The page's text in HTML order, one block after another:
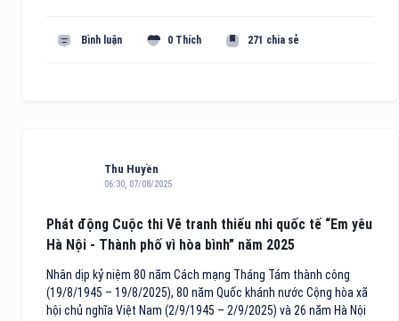
Bình luận 0 Thích 271 chia sẻ
Thu Huyền
06:30, 07/08/2025
Phát động Cuộc thi Vẽ tranh thiếu nhi quốc tế “Em yêu
Hà Nội - Thành phố vì hòa bình” năm 2025
Nhân dịp kỷ niệm 80 năm Cách mạng Tháng Tám thành công
(19/8/1945 – 19/8/2025), 80 năm Quốc khánh nước Cộng hòa xã
hội chủ nghĩa Việt Nam (2/9/1945 – 2/9/2025) và 26 năm Hà Nội